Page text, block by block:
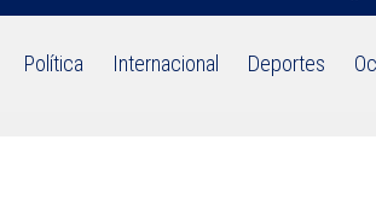
Política Internacional Deportes